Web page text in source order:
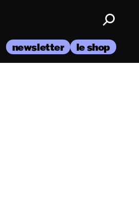
newsletter le shop